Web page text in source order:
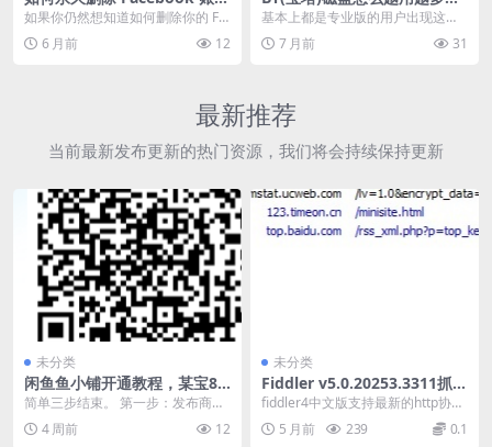
教程
如果你仍然想知道如何删除你的 Fa
cebook 帐号，我们提供了一个快速
简易的解...
6 月前 12
现在教大家解决问题。
基本上都是专业版的用户出现这个
问题，如果不是专业版本的用户直
接拉到最下方看内容。...
7 月前 31
最新推荐
当前最新发布更新的热门资源，我们将会持续保持更新
未分类
闲鱼鱼小铺开通教程，某宝88
元教程，免费分享。
简单三步结束。 第一步：发布商
品，已发布商品跳过。 第二步：扫
码开通鱼小铺 第三...
4 周前 12
未分类
Fiddler v5.0.20253.3311抓包
工具中文版
fiddler4中文版支持最新的http协
议，在日常的使用过程中能够保证
用户的基...
5 月前 239 0.1